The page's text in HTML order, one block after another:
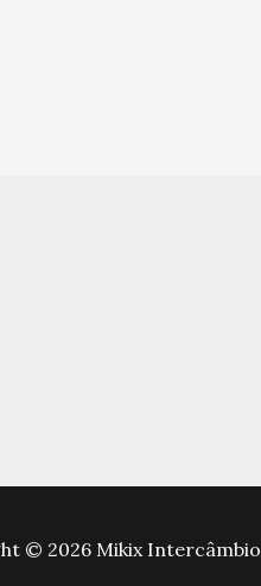
© 2026 Mikix Intercâmbio